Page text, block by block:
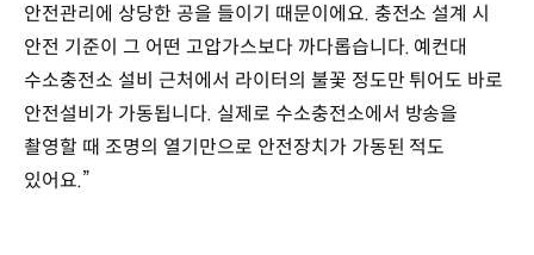
안전관리에 상당한 공을 들이기 때문이에요. 충전소 설계 시
안전 기준이 그 어떤 고압가스보다 까다롭습니다. 예컨대
수소충전소 설비 근처에서 라이터의 불꽃 정도만 튀어도 바로
안전설비가 가동됩니다. 실제로 수소충전소에서 방송을
촬영할 때 조명의 열기만으로 안전장치가 가동된 적도
있어요.”